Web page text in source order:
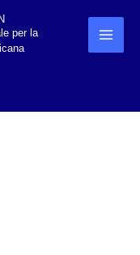
per la